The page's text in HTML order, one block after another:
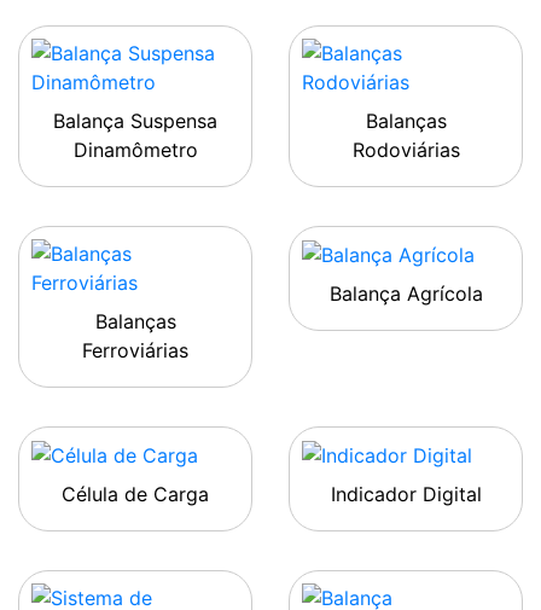
Balança Suspensa
Dinamômetro
Balanças
Rodoviárias
Balanças
Ferroviárias
Balança Agrícola
Célula de Carga Indicador Digital